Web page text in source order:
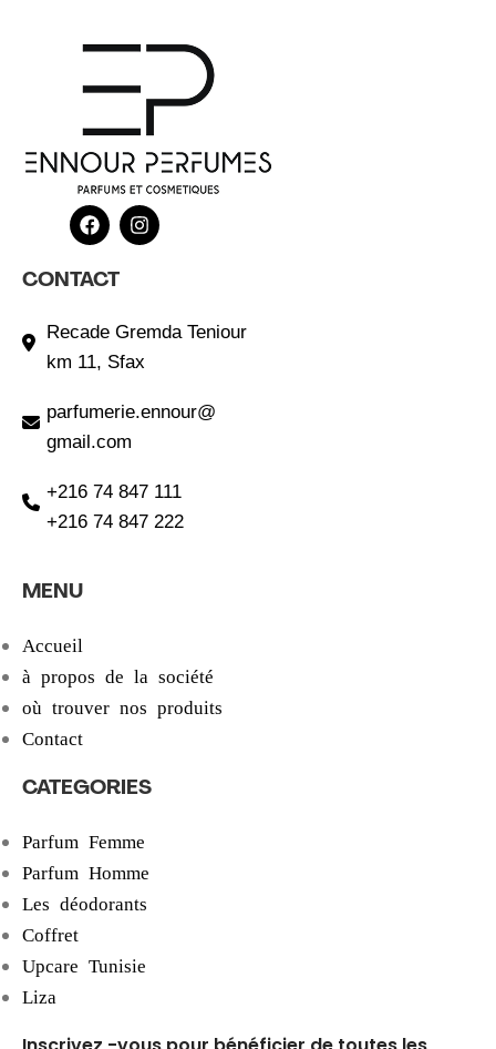
CONTACT
Recade Gremda Teniour
km 11, Sfax
parfumerie.ennour@
gmail.com
+216 74 847 111
+216 74 847 222
MENU
Accueil
à propos de la société
où trouver nos produits
Contact
CATEGORIES
Parfum Femme
Parfum Homme
Les déodorants
Coffret
Upcare Tunisie
Liza